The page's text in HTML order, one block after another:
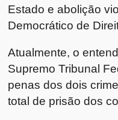
Estado e abolição
Democrático de
Atualmente, o
Supremo Tribunal
penas dos dois
total de prisão dos